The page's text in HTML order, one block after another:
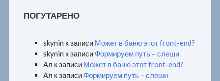
ПОГУТАРЕНО
skynin к записи Может в баню этот front-end?
skynin к записи Формируем путь – слеши
Ал к записи Может в баню этот front-end?
Ал к записи Формируем путь – слеши